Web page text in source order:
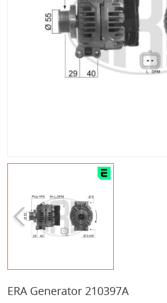
ERA Generator 210397A